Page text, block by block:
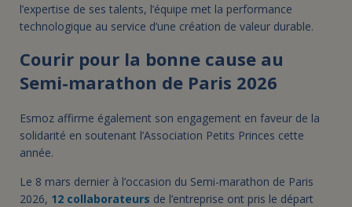
l’expertise de ses talents, l’équipe met la performance
technologique au service d’une création de valeur durable.
Courir pour la bonne cause au
Semi-marathon de Paris 2026
Esmoz affirme également son engagement en faveur de la
solidarité en soutenant l’Association Petits Princes cette
année.
Le 8 mars dernier à l’occasion du Semi-marathon de Paris
2026, 12 collaborateurs de l’entreprise ont pris le départ